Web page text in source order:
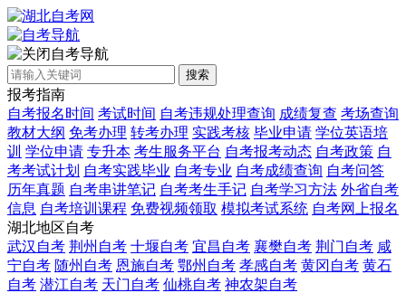
自考导航
搜索
报考指南
自考报名时间 考试时间 自考违规处理查询 成绩复查 考场查询
教材大纲 免考办理 转考办理 实践考核 毕业申请 学位英语培
训 学位申请 专升本 考生服务平台 自考报考动态 自考政策 自
考考试计划 自考实践毕业 自考专业 自考成绩查询 自考问答
历年真题 自考串讲笔记 自考考生手记 自考学习方法 外省自考
信息 自考培训课程 免费视频领取 模拟考试系统 自考网上报名
湖北地区自考
武汉自考 荆州自考 十堰自考 宜昌自考 襄樊自考 荆门自考 咸
宁自考 随州自考 恩施自考 鄂州自考 孝感自考 黄冈自考 黄石
自考 潜江自考 天门自考 仙桃自考 神农架自考